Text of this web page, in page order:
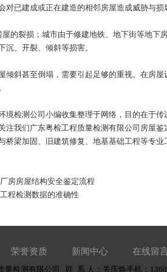
对已建成或正在建造的相邻房屋造成威胁与损
的裂损；城市由于修建地铁、地下街等地下
沉、开裂、倾斜等损害。
倾斜甚至倒塌，需要引起足够的重视。在房
境检测 公司小编收集整理于网络，目的在于
注我们广东粤检工程质量检测有限公司房屋
桥梁加固、旧建筑修复、地基基础工程等专业
房房屋结构安全鉴定流程
程检测数据的准确性
荣誉资质 新闻中心 在线留
量检测有限公司 联 系 人：关庆焕手机：